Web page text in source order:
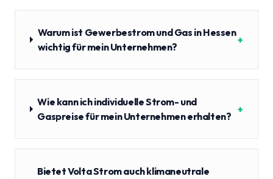
Warum ist Gewerbestrom und Gas in Hessen
wichtig für mein Unternehmen?
+
Wie kann ich individuelle Strom- und
Gaspreise für mein Unternehmen erhalten?
+
Bietet Volta Strom auch klimaneutrale